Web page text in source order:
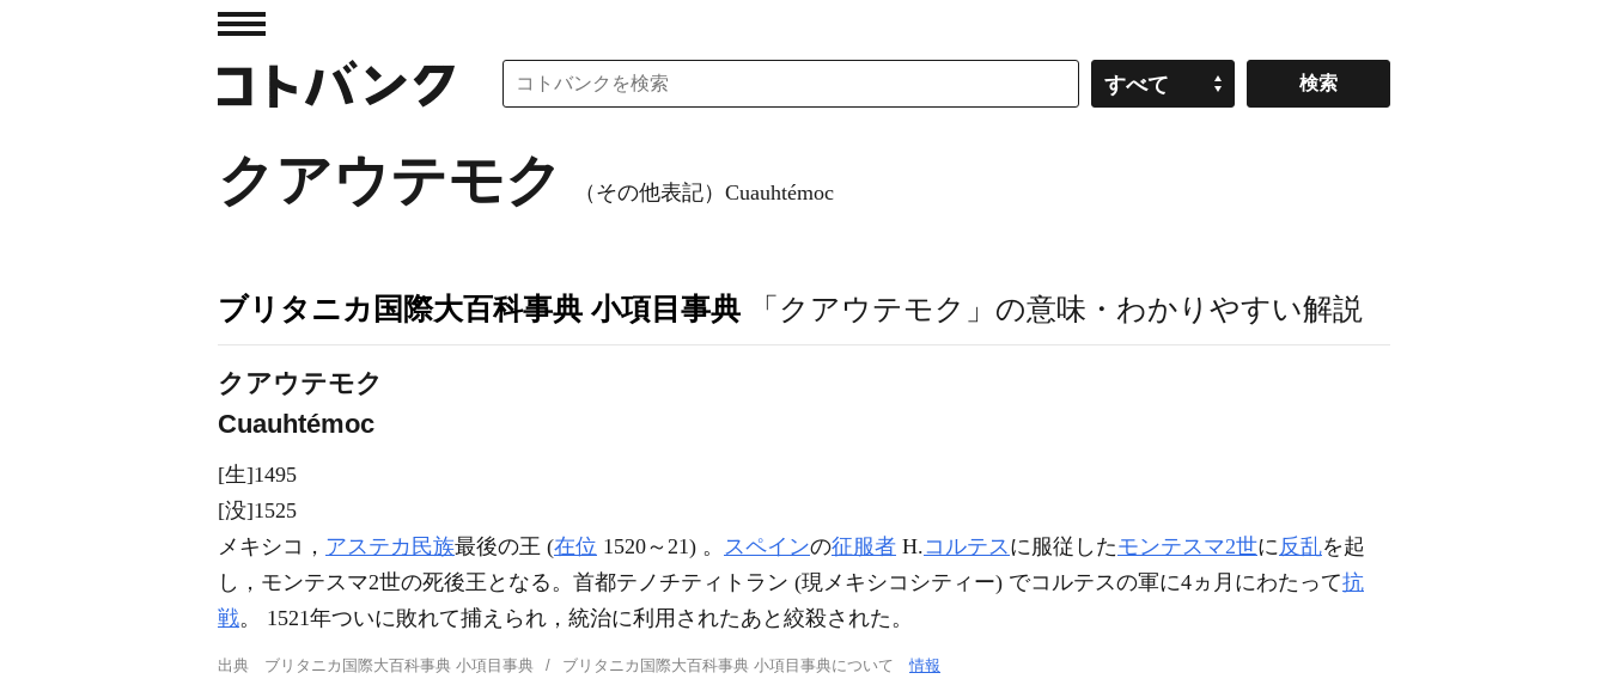
すべて
クアウテモク （その他表記）Cuauhtémoc
ブリタニカ国際大百科事典 小項目事典 「クアウテモク」の意味・わかりやすい解説
クアウテモク
Cuauhtémoc
[生]1495
[没]1525
メキシコ， アステカ民族最後の王 (在位 1520～21) 。 スペインの征服者 H.コルテスに服従したモンテスマ2世に反乱を起
し，モンテスマ2世の死後王となる。首都テノチティトラン (現メキシコシティー) でコルテスの軍に4ヵ月にわたって抗
戦。 1521年ついに敗れて捕えられ，統治に利用されたあと絞殺された。
出典 ブリタニカ国際大百科事典 小項目事典 ブリタニカ国際大百科事典 小項目事典について情報